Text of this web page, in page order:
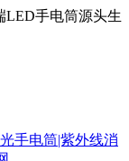
LED手电筒源头生